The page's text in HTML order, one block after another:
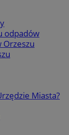
odpadów
Orzeszu
Miasta?